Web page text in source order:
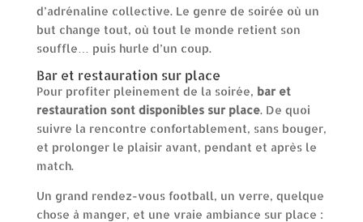
d’adrénaline collective. Le genre de soirée où un
but change tout, où tout le monde retient son
souffle… puis hurle d’un coup.
Bar et restauration sur place
Pour profiter pleinement de la soirée, bar et
restauration sont disponibles sur place. De quoi
suivre la rencontre confortablement, sans bouger,
et prolonger le plaisir avant, pendant et après le
match.
Un grand rendez-vous football, un verre, quelque
chose à manger, et une vraie ambiance sur place :